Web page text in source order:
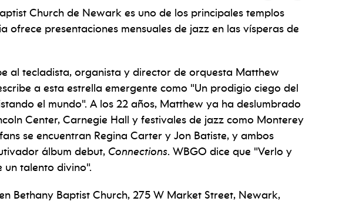
Church de Newark es uno de los principales templos
ofrece presentaciones mensuales de jazz en las vísperas de
al tecladista, organista y director de orquesta Matthew
a esta estrella emergente como "Un prodigio ciego del
el mundo". A los 22 años, Matthew ya ha deslumbrado
Center, Carnegie Hall y festivales de jazz como Monterey
se encuentran Regina Carter y Jon Batiste, y ambos
álbum debut, Connections. WBGO dice que "Verlo y
un talento divino".
Bethany Baptist Church, 275 W Market Street, Newark,